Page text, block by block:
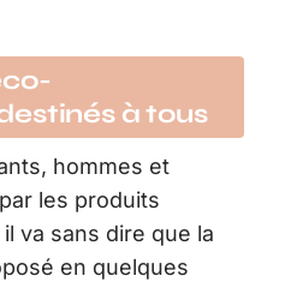
à tous
hommes et
les produits
va sans dire que la
en quelques